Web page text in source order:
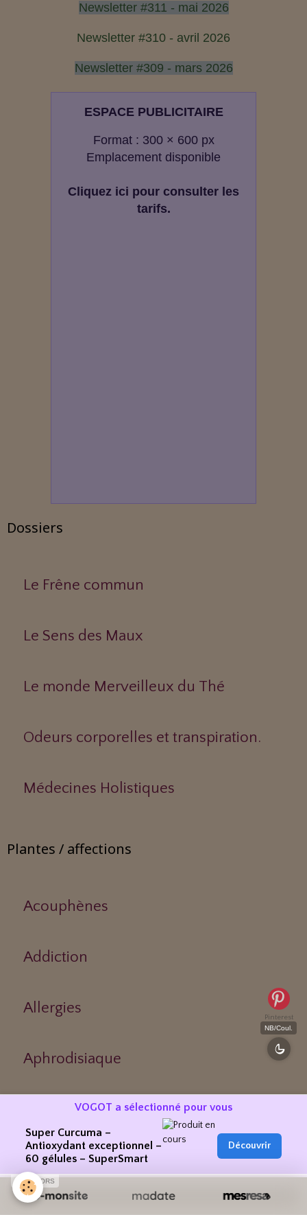
Newsletter #311 - mai 2026
Newsletter #310 - avril 2026
Newsletter #309 - mars 2026
ESPACE PUBLICITAIRE
Format : 300 × 600 px
Emplacement disponible
Cliquez ici pour consulter les
tarifs.
Dossiers
Le Frêne commun
Le Sens des Maux
Le monde Merveilleux du Thé
Odeurs corporelles et transpiration.
Médecines Holistiques
Plantes / affections
Acouphènes
Addiction
Allergies
Aphrodisiaque
Médecines Douces
Pinterest
NB/Coul.
VOGOT a sélectionné pour vous
Super Curcuma –
Antioxydant exceptionnel –
60 gélules – SuperSmart
Découvrir
SPONSORS